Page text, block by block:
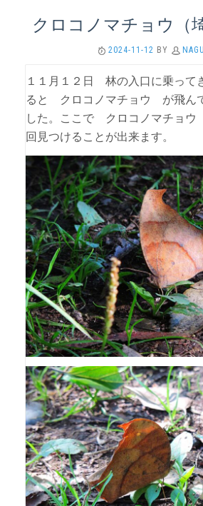
クロコノマチョウ（
2024-11-12 BY NAGU
１１月１２日 林の入口に乗って
ると クロコノマチョウ が飛ん
した。ここで クロコノマチョウ
回見つけることが出来ます。